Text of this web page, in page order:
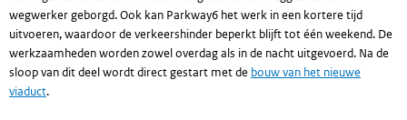
wegwerker geborgd. Ook kan Parkway6 het werk in een kortere tijd
uitvoeren, waardoor de verkeershinder beperkt blijft tot één weekend. De
werkzaamheden worden zowel overdag als in de nacht uitgevoerd. Na de
sloop van dit deel wordt direct gestart met de bouw van het nieuwe
viaduct.